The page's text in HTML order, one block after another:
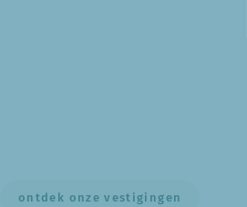
ontdek onze vestigingen